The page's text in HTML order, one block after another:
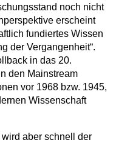
noch nicht
erscheint
fundiertes Wissen
der Vergangenheit“.
in das 20.
den Mainstream
vor 1968 bzw. 1945,
Wissenschaft
aber schnell der